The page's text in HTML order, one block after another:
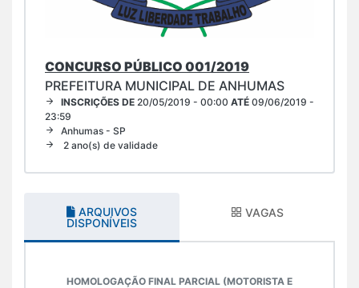
CONCURSO PÚBLICO 001/2019
PREFEITURA MUNICIPAL DE ANHUMAS
INSCRIÇÕES DE 20/05/2019 - 00:00 ATÉ 09/06/2019 -
23:59
Anhumas - SP
2 ano(s) de validade
ARQUIVOS
DISPONÍVEIS
VAGAS
HOMOLOGAÇÃO FINAL PARCIAL (MOTORISTA E